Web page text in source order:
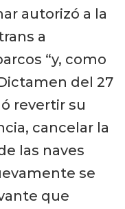
autorizó a la
a
“y, como
del 27
revertir su
cancelar la
las naves
se
que